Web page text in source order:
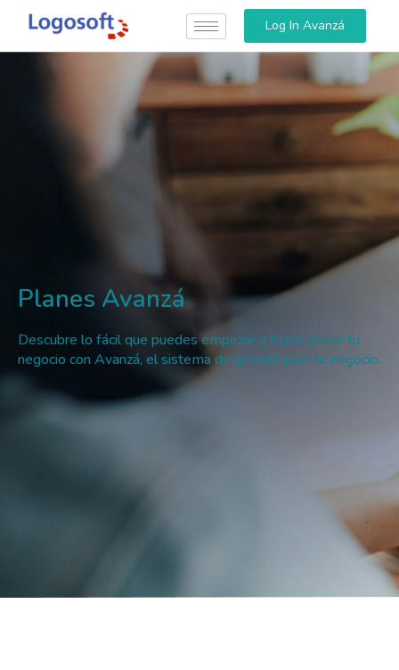
Log In Avanzá
Planes Avanzá
Descubre lo fácil que puedes empezar a hacer crecer tu
negocio con Avanzá, el sistema de gestión para tu negocio.